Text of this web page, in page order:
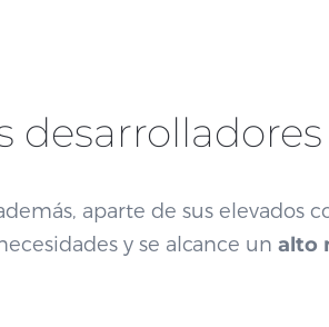
desarrolladores
aparte de sus elevados
y se alcance un alto